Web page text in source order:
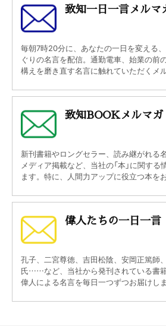
致知一日一言メルマ
毎朝7時20分に、あなたの一日を変える
ぐりの名言を配信。通勤電車、始業の前
構えを磨き直す名言に触れていただくメ
致知BOOKメルマガ
新刊書籍やロングセラー、読み継がれる
メディア掲載など、当社の「本」に関す
ます。特に、人間力アップに役立つ本を
偉人たちの一日一言
孔子、二宮尊徳、吉田松陰、安岡正篤師
氏……など、当社から発刊されている書
偉人による名言を毎日一つずつお届けし